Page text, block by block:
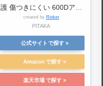
護 傷つきにくい 600Dアラ
ミド繊維 カーボン風 デザイ
Case ブラック
created by Rinker
PITAKA
公式サイト
Amazon
楽天市場